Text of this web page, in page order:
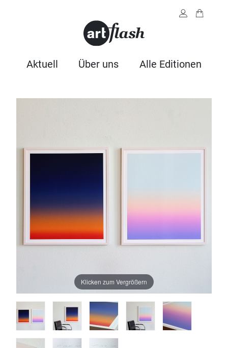
Aktuell Über uns Alle Editionen
Klicken zum Vergrößern